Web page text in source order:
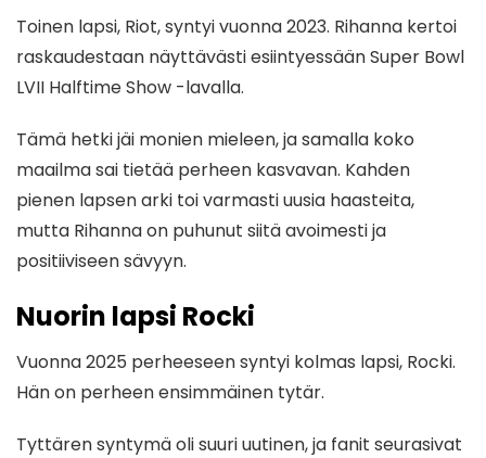
Toinen lapsi, Riot, syntyi vuonna 2023. Rihanna kertoi
raskaudestaan näyttävästi esiintyessään Super Bowl
LVII Halftime Show -lavalla.
Tämä hetki jäi monien mieleen, ja samalla koko
maailma sai tietää perheen kasvavan. Kahden
pienen lapsen arki toi varmasti uusia haasteita,
mutta Rihanna on puhunut siitä avoimesti ja
positiiviseen sävyyn.
Nuorin lapsi Rocki
Vuonna 2025 perheeseen syntyi kolmas lapsi, Rocki.
Hän on perheen ensimmäinen tytär.
Tyttären syntymä oli suuri uutinen, ja fanit seurasivat